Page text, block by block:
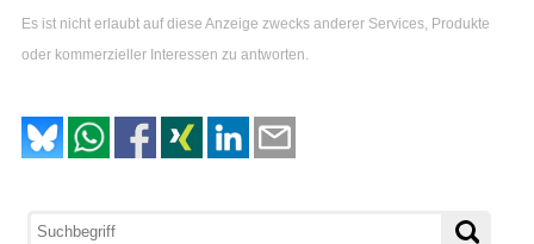
Es ist nicht erlaubt auf diese Anzeige zwecks anderer Services, Produkte
oder kommerzieller Interessen zu antworten.